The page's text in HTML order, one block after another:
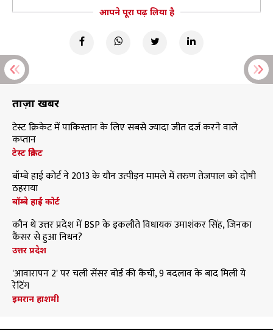
आपने पूरा पढ़ लिया है
ताज़ा खबरें
टेस्ट क्रिकेट में पाकिस्तान के लिए सबसे ज्यादा जीत दर्ज करने वाले
कप्तान
टेस्ट क्रिकेट
बॉम्बे हाई कोर्ट ने 2013 के यौन उत्पीड़न मामले में तरुण तेजपाल को दोषी
ठहराया
बॉम्बे हाई कोर्ट
कौन थे उत्तर प्रदेश में BSP के इकलौते विधायक उमाशंकर सिंह, जिनका
कैंसर से हुआ निधन?
उत्तर प्रदेश
'आवारापन 2' पर चली सेंसर बोर्ड की कैंची, 9 बदलाव के बाद मिली ये
रेटिंग
इमरान हाशमी